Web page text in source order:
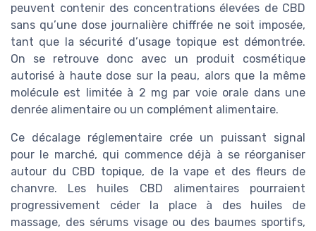
peuvent contenir des concentrations élevées de CBD
sans qu’une dose journalière chiffrée ne soit imposée,
tant que la sécurité d’usage topique est démontrée.
On se retrouve donc avec un produit cosmétique
autorisé à haute dose sur la peau, alors que la même
molécule est limitée à 2 mg par voie orale dans une
denrée alimentaire ou un complément alimentaire.
Ce décalage réglementaire crée un puissant signal
pour le marché, qui commence déjà à se réorganiser
autour du CBD topique, de la vape et des fleurs de
chanvre. Les huiles CBD alimentaires pourraient
progressivement céder la place à des huiles de
massage, des sérums visage ou des baumes sportifs,